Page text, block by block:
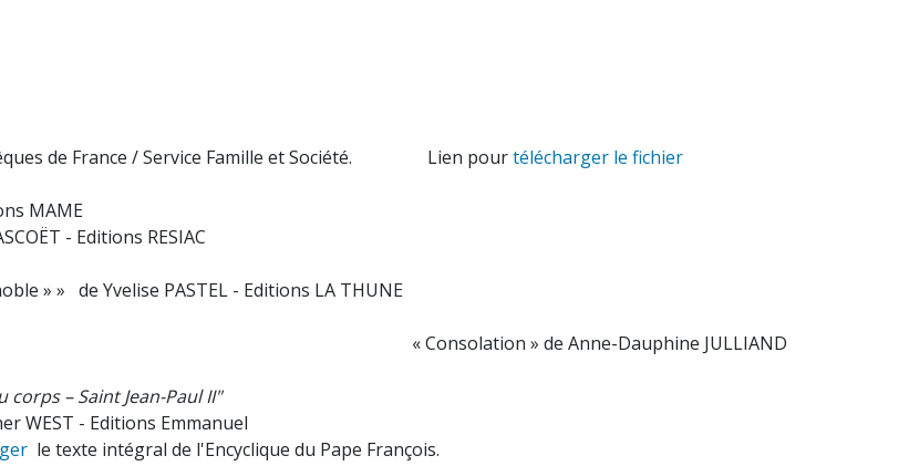
de France / Service Famille et Société. Lien pourtélécharger le fichier
MAME
- Editions RESIAC
» » de Yvelise PASTEL - Editions LA THUNE
et « Consolation » de Anne-Dauphine JULLIAND
corps – Saint Jean-Paul II"
WEST - Editions Emmanuel
le texte intégral de l'Encyclique du Pape François.